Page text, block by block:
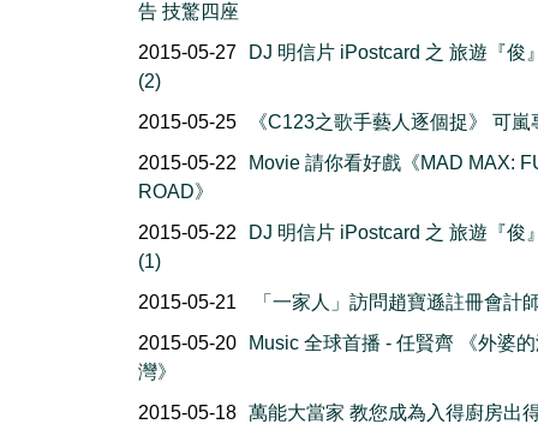
告 技驚四座
2015-05-27
DJ 明信片 iPostcard 之 旅遊『俊
(2)
2015-05-25
《C123之歌手藝人逐個捉》 可嵐
2015-05-22
Movie 請你看好戲《MAD MAX:
ROAD》
2015-05-22
DJ 明信片 iPostcard 之 旅遊『俊
(1)
2015-05-21
「一家人」訪問趙寶遜註冊會計
2015-05-20
Music 全球首播 - 任賢齊 《外婆
灣》
2015-05-18 萬能大當家 教您成為入得廚房出